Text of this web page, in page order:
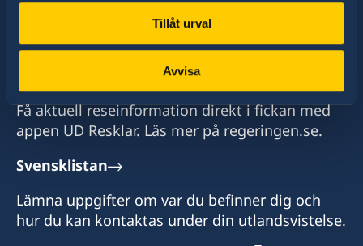
Tillåt urval
Avvisa
Välj
Se en lista över alla ambassader
Få aktuell reseinformation direkt i fickan med
appen UD Resklar. Läs mer på regeringen.se.
Svensklistan
Lämna uppgifter om var du befinner dig och
hur du kan kontaktas under din utlandsvistelse.